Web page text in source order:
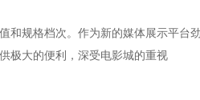
和规格档次。作为新的媒体展示平台
极大的便利，深受电影城的重视